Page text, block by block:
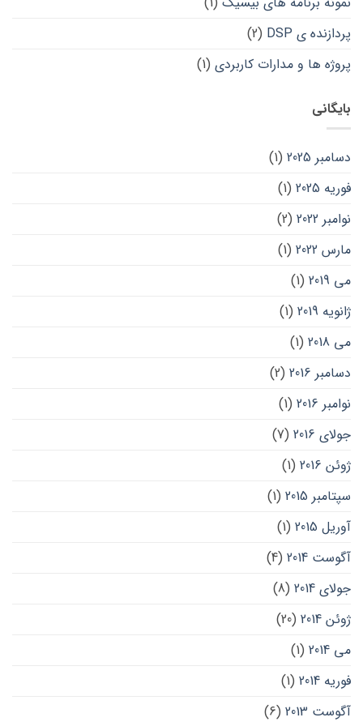
پردازنده ی DSP
(2)
پروژه ها و مدارات کاربردی (1)
بایگانی
دسامبر 2025
(1)
فوریه 2025
(1)
نوامبر 2022
(2)
مارس 2022
(1)
می 2019
(1)
ژانویه 2019
(1)
می 2018
(1)
دسامبر 2016
(2)
نوامبر 2016
(1)
جولای 2016
(7)
ژوئن 2016
(1)
سپتامبر 2015
(1)
آوریل 2015
(1)
آگوست 2014
(4)
جولای 2014
(8)
ژوئن 2014
(20)
می 2014
(1)
فوریه 2014
(1)
آگوست 2013
(6)